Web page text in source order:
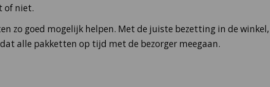
of niet.
zo goed mogelijk helpen. Met de juiste bezetting in de
alle pakketten op tijd met de bezorger meegaan.